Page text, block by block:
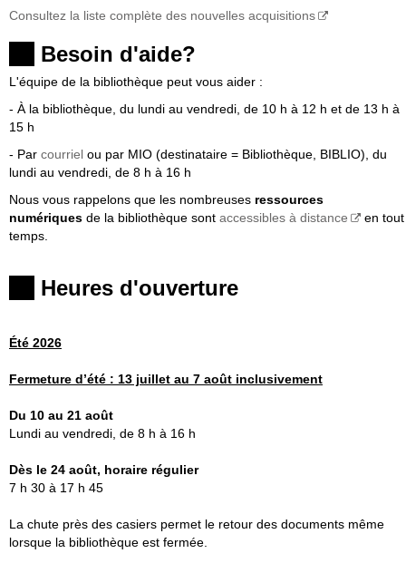
Consultez la liste complète des nouvelles acquisitions
Besoin d'aide?
L'équipe de la bibliothèque peut vous aider :
- À la bibliothèque, du lundi au vendredi, de 10 h à 12 h et de 13 h à
15 h
- Par courriel ou par MIO (destinataire = Bibliothèque, BIBLIO), du
lundi au vendredi, de 8 h à 16 h
Nous vous rappelons que les nombreuses ressources
numériques de la bibliothèque sont accessibles à distance
en tout
temps.
Heures d'ouverture
Été 2026
Fermeture d’été : 13 juillet au 7 août inclusivement
Du 10 au 21 août
Lundi au vendredi, de 8 h à 16 h
Dès le 24 août, horaire régulier
7 h 30 à 17 h 45
La chute près des casiers permet le retour des documents même
lorsque la bibliothèque est fermée.